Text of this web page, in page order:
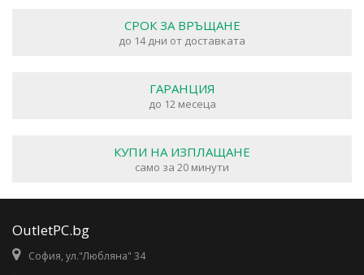
СРОК ЗА ВРЪЩАНЕ
до 14 дни от доставката
ГАРАНЦИЯ
до 12 месеца
КУПИ НА ИЗПЛАЩАНЕ
само за 20 минути
OutletPC.bg
София, ул."Любляна" 34